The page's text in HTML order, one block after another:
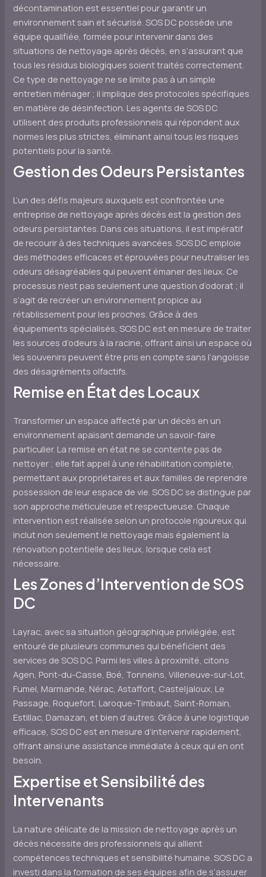
décontamination est essentiel pour garantir un
environnement sain et sécurisé. SOS DC possède une
équipe qualifiée, formée pour intervenir dans des
situations de nettoyage après décès, en s’assurant que
tous les résidus biologiques soient traités correctement.
Ce type de nettoyage ne se limite pas à un simple
entretien ménager ; il implique des protocoles spécifiques
en matière de désinfection. Les agents de SOS DC
utilisent des produits professionnels qui répondent aux
normes les plus strictes, éliminant ainsi tous les risques
potentiels pour la santé.
Gestion des Odeurs Persistantes
L’un des défis majeurs auxquels est confrontée une
entreprise de nettoyage après décès est la gestion des
odeurs persistantes. Dans ces situations, il est impératif
de recourir à des techniques avancées. SOS DC emploie
des méthodes efficaces et éprouvées pour neutraliser les
odeurs désagréables qui peuvent émaner des lieux. Ce
processus n’est pas seulement une question d’odorat ; il
s’agit de recréer un environnement propice au
rétablissement pour les proches. Grâce à des
équipements spécialisés, SOS DC est en mesure de traiter
les sources d’odeurs à la racine, offrant ainsi un espace où
les souvenirs peuvent être pris en compte sans l’angoisse
des désagréments olfactifs.
Remise en État des Locaux
Transformer un espace affecté par un décès en un
environnement apaisant demande un savoir-faire
particulier. La remise en état ne se contente pas de
nettoyer ; elle fait appel à une réhabilitation complète,
permettant aux propriétaires et aux familles de reprendre
possession de leur espace de vie. SOS DC se distingue par
son approche méticuleuse et respectueuse. Chaque
intervention est réalisée selon un protocole rigoureux qui
inclut non seulement le nettoyage mais également la
rénovation potentielle des lieux, lorsque cela est
nécessaire.
Les Zones d’Intervention de SOS
DC
Layrac, avec sa situation géographique privilégiée, est
entouré de plusieurs communes qui bénéficient des
services de SOS DC. Parmi les villes à proximité, citons
Agen, Pont-du-Casse, Boé, Tonneins, Villeneuve-sur-Lot,
Fumel, Marmande, Nérac, Astaffort, Casteljaloux, Le
Passage, Roquefort, Laroque-Timbaut, Saint-Romain,
Estillac, Damazan, et bien d’autres. Grâce à une logistique
efficace, SOS DC est en mesure d’intervenir rapidement,
offrant ainsi une assistance immédiate à ceux qui en ont
besoin.
Expertise et Sensibilité des
Intervenants
La nature délicate de la mission de nettoyage après un
décès nécessite des professionnels qui allient
compétences techniques et sensibilité humaine. SOS DC a
investi dans la formation de ses équipes afin de s’assurer